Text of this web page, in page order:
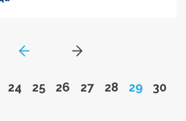
GoToPreviousPage
to page
Go to page
24 Go to page
25 Go to page
26 Go to page
27 Go to page
28 Page
29 Go
30
Go to next page